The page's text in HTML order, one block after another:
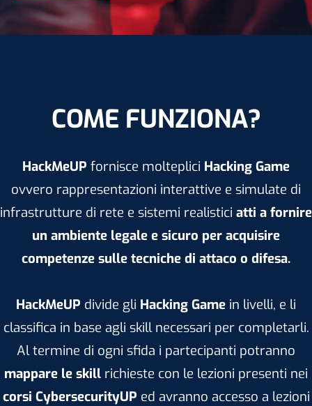
COME FUNZIONA?
HackMeUP fornisce molteplici Hacking Game
ovvero rappresentazioni interattive e simulate di
infrastrutture di rete e sistemi realistici atti a fornire
un ambiente legale e sicuro per acquisire
competenze sulle tecniche di attaco o difesa.
HackMeUP divide gli Hacking Game in livelli, e li
classifica in base agli skill necessari per completarli.
Al termine di ogni sfida i partecipanti potranno
mappare le skill richieste con le lezioni presenti nei
corsi CybersecurityUP ed avranno accesso a lezioni